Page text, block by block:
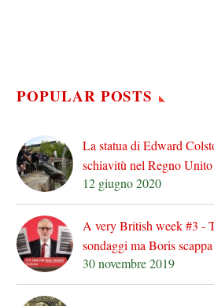
POPULAR POSTS
La statua di Edward
schiavitù nel Regno Unito
12 giugno 2020
A very British week #3 -
sondaggi ma Boris
30 novembre 2019